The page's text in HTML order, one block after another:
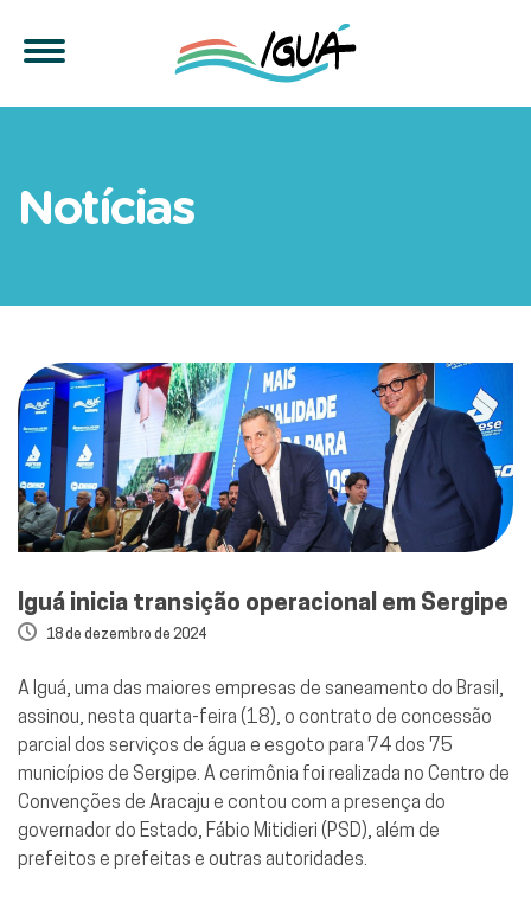
Notícias
Iguá inicia transição operacional em Sergipe
18 de dezembro de 2024
A Iguá, uma das maiores empresas de saneamento do Brasil,
assinou, nesta quarta-feira (18), o contrato de concessão
parcial dos serviços de água e esgoto para 74 dos 75
municípios de Sergipe. A cerimônia foi realizada no Centro de
Convenções de Aracaju e contou com a presença do
governador do Estado, Fábio Mitidieri (PSD), além de
prefeitos e prefeitas e outras autoridades.